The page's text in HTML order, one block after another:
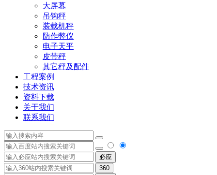
大屏幕
吊钩秤
装载机秤
防作弊仪
电子天平
皮带秤
其它秤及配件
工程案例
技术资讯
资料下载
关于我们
联系我们
必应
360